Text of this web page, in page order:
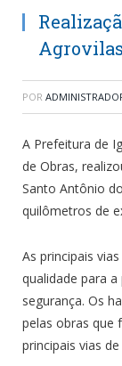
Agrovilas
POR
A Prefeitura de
de Obras,
Santo Antônio
quilômetros de
As principais
qualidade para
segurança. Os
pelas obras que
principais vias